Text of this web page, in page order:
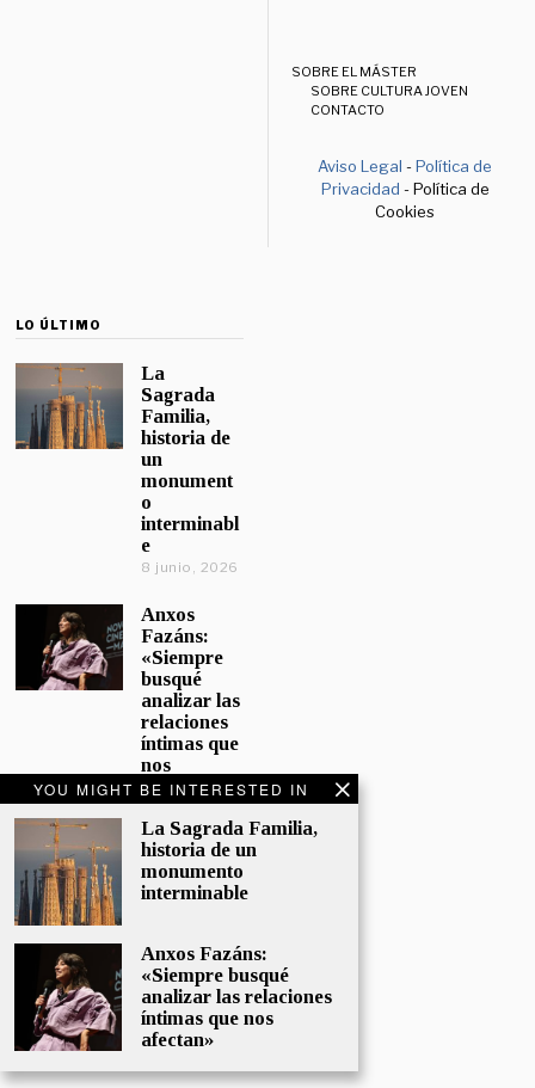
YOU MIGHT BE INTERESTED IN
La Sagrada Familia,
historia de un
monumento
interminable
Anxos Fazáns:
«Siempre busqué
analizar las relaciones
íntimas que nos
afectan»
SOBRE EL MÁSTER
SOBRE CULTURA JOVEN
CONTACTO
Aviso Legal -Política de
Privacidad - Política de
Cookies
LO ÚLTIMO
La
Sagrada
Familia,
historia de
un
monument
o
interminabl
e
8 junio, 2026
Anxos
Fazáns:
«Siempre
busqué
analizar las
relaciones
íntimas que
nos
afectan»
5 junio, 2026
El hijo de la
cómica, el
homenaje
Sacristán a
Fernán
Gómez
28 mayo,
2026